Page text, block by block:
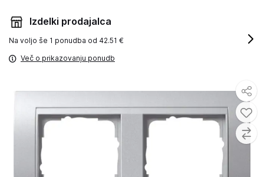
Izdelki prodajalca
Na voljo še 1 ponudba od 42.51 €
Več o prikazovanju ponudb